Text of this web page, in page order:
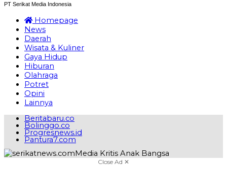
PT Serikat Media Indonesia
Homepage
News
Daerah
Wisata & Kuliner
Gaya Hidup
Hiburan
Olahraga
Potret
Opini
Lainnya
Beritabaru.co
Bolinggo.co
Progresnews.id
Pantura7.com
Close Ad ✕